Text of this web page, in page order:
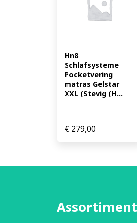
Hn8
Schlafsysteme
Pocketvering
matras Gelstar
XXL (Stevig (H...
€ 279,00
Assortiment